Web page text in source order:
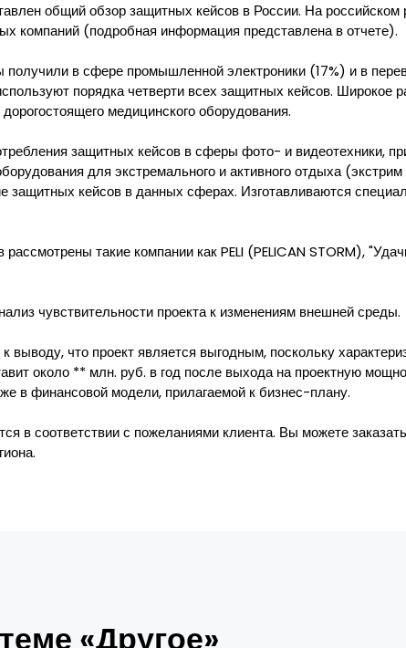
общий обзор защитных кейсов в России. На
компаний (подробная информация представлена в отчете).
в сфере промышленной электроники (17%) и в
порядка четверти всех защитных кейсов. Широкое
медицинского оборудования.
защитных кейсов в сферы фото- и видеотехники,
для экстремального и активного отдыха
защитных кейсов в данных сферах. Изготавливаются
такие компании как PELI (PELICAN STORM),
чувствительности проекта к изменениям внешней среды.
что проект является выгодным, поскольку
около ** млн. руб. в год после выхода на проектную
в финансовой модели, прилагаемой к бизнес-плану.
в соответствии с пожеланиями клиента. Вы можете